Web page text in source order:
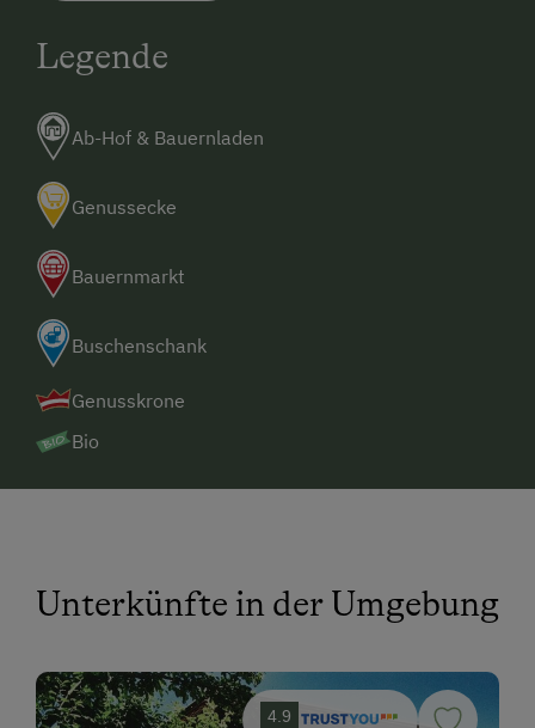
Legende
Ab-Hof & Bauernladen
Genussecke
Bauernmarkt
Buschenschank
Genusskrone
Bio
Unterkünfte in der Umgebung
4.9